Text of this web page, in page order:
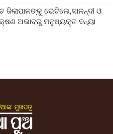
ଭେଟିଲେ,ସାଳନ୍ଦୀ ଓ
ଅଭାବରୁ ମନୁଷ୍ୟକୃତ ବନ୍ୟା